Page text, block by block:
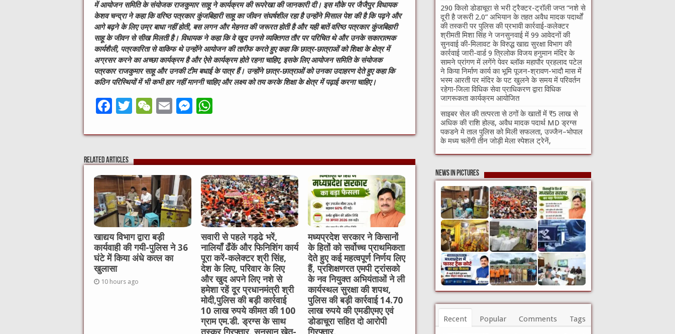
में आयोजन समिति के संयोजक राजकुमार साहू ने कार्यक्रम की रूपरेखा की जानकारी दी। इस मौके पर जैजैपुर विधायक
केशव चन्द्रा ने कहा कि वरिष्ठ पत्रकार कुंजबिहारी साहू का जीवन संघर्षशील रहा है उन्होंने मिसाल पेश की है कि पढ़ने और
आगे बढ़ने के लिए उम्र बाधा नहीं होती, बस लगन और मेहनत की जरूरत होती है और यही बातें वरिष्ठ पत्रकार कुंजबिहारी
साहू के जीवन से सीख मिलती है। विधायक ने कहा कि वे खुद उनसे व्यक्तिगत तौर पर परिचित थे और उनके सकारात्मक
कार्यशैली, पत्रकारिता से वाकिफ थे उन्होंने आयोजन की तारीफ करते हुए कहा कि छात्र-छात्राओं को शिक्षा के क्षेत्र में
अग्रसर करने का अच्छा कार्यक्रम है और ऐसे कार्यक्रम होते रहना चाहिए, इसके लिए आयोजन समिति के संयोजक
पत्रकार राजकुमार साहू और उनकी टीम बधाई के पात्र हैं। उन्होंने छात्र-छात्राओं को उनका उदाहरण देते हुए कहा कि
कठिन परिस्थियों में भी कभी हार नहीं माननी चाहिए और लक्ष्य को तय करके शिक्षा के क्षेत्र में पढ़ाई करना चाहिए।
F
c
e
b
o
o
k
T
it
te
r
W
C
h
at
E
ai
l
M
ss
e
n
g
er
at
s
A
p
p
Related Articles
खाद्यय विभाग द्वारा बड़ी
कार्यवाही की गयी-पुलिस ने 36
घंटे में किया अंधे कत्ल का
खुलासा
10 hours ago
सवारी से पहले गड्ढे भरें,
नालियाँ ढँकें और फिनिशिंग कार्य
पूरा करें-कलेक्टर श्री सिंह,
देश के लिए, परिवार के लिए
और खुद अपने लिए नशे से
हमेशा रहें दूर प्रधानमंत्री श्री
मोदी,पुलिस की बड़ी कार्रवाई
10 लाख रुपये कीमत की 100
ग्राम एम.डी. ड्रग्स के साथ
तस्कर गिरफ्तार, सुनसान खेत-
मध्यप्रदेश सरकार ने किसानों
के हितों को सर्वोच्च प्राथमिकता
देते हुए कई महत्वपूर्ण निर्णय लिए
हैं, प्रशिक्षणरत एमपी ट्रांसको
के नव नियुक्त अभियंताओं ने ली
कार्यस्थल सुरक्षा की शपथ,
पुलिस की बड़ी कार्रवाई 14.70
लाख रुपये की एमडीएमए एवं
डोडाचूरा सहित दो आरोपी
गिरफ्तार,
290 किलो डोडाचूरा से भरी ट्रैक्टर-ट्रॉली जप्त “नशे से
दूरी है जरूरी 2.0” अभियान के तहत अवैध मादक पदार्थों
की तस्करी पर पुलिस की प्रभावी कार्रवाई-कलेक्टर
श्रीमती मिशा सिंह ने जनसुनवाई में 99 आवेदनों की
सुनवाई की-मिलावट के विरुद्ध खाद्य सुरक्षा विभाग की
कार्रवाई जारी-वार्ड 9 त्रिलोक विजय हनुमान मंदिर के
सामने प्रांगण में लगेंगे पेवर ब्लॉक महापौर प्रहलाद पटेल
ने किया निर्माण कार्य का भूमि पूजन-श्रावण-भादौ मास में
भस्म आरती पर मंदिर के पट खुलने के समय में परिवर्तन
रहेगा-जिला विधिक सेवा प्राधिकरण द्वारा विधिक
जागरूकता कार्यक्रम आयोजित
साइबर सेल की तत्परता से ठगों के खातों में ₹5 लाख से
अधिक की राशि होल्ड, अवैध मादक पदार्थ MD ड्रग्स
पकडने मे ताल पुलिस को मिली सफलता, उज्जैन–भोपाल
के मध्य चलेंगी तीन जोड़ी मेला स्पेशल ट्रेनें,
News in Pictures
Recent Popular Comments Tags